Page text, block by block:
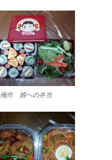
俺作 娘への弁当